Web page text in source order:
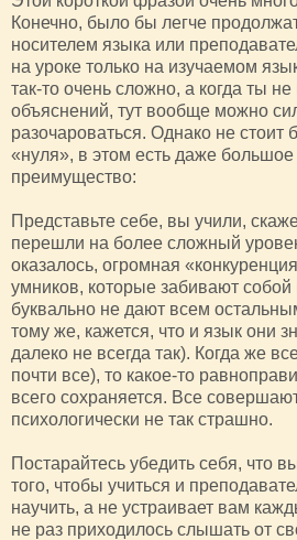
Конечно, было бы легче
носителем языка или
на уроке только на изучаемом
так-то очень сложно, а когда ты
объяснений, тут вообще можно
разочароваться. Однако не стоит
«нуля», в этом есть даже большое
преимущество:
Представьте себе, вы учили,
перешли на более сложный
оказалось, огромная
умников, которые забивают
буквально не дают всем
тому же, кажется, что и язык они
далеко не всегда так). Когда же
почти все), то какое-то
всего сохраняется. Все
психологически не так страшно.
Постарайтесь убедить себя, что
того, чтобы учиться и
научить, а не устраивает вам
не раз приходилось слышать от